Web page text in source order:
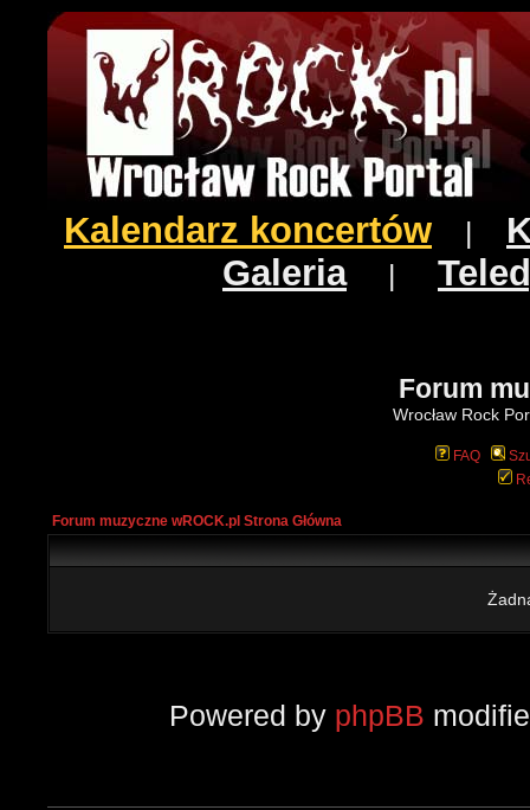
Kalendarz koncertów
Galeria|
Forum
Wrocław Rock
FAQ
Forum muzyczne wROCK.pl Strona Główna
Powered by phpBB